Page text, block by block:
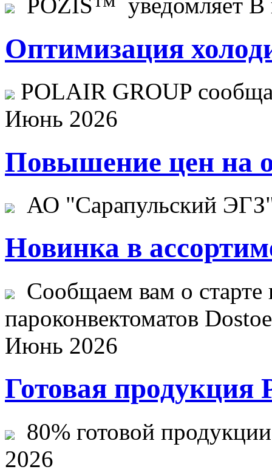
POZIS™ уведомляет В
Оптимизация
POLAIR GROUP
Июнь 2026
Повышение цен на
АО "Сарапульский
Новинка в
Сообщаем вам о старте
пароконвектоматов
Июнь 2026
Готовая продукция
80% готовой
2026